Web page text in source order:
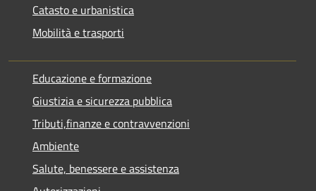
Catasto e urbanistica
Mobilità e trasporti
Educazione e formazione
Giustizia e sicurezza pubblica
Tributi,finanze e contravvenzioni
Ambiente
Salute, benessere e assistenza